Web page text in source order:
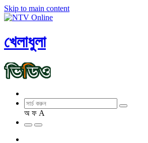
Skip to main content
খেলাধুলা
অ ফ A